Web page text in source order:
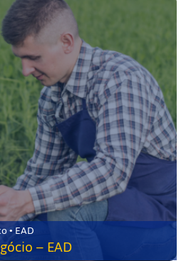
Bambuí-MG • Tecnológico • EAD
– EAD